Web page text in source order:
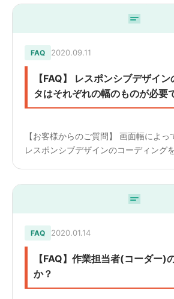
FAQ 2020.09.11
【FAQ】 レスポンシブデザイ
タはそれぞれの幅のものが必要
【お客様からのご質問】 画面幅によっ
レスポンシブデザインのコーディング
FAQ 2020.01.14
【FAQ】作業担当者(コーダー)
か？